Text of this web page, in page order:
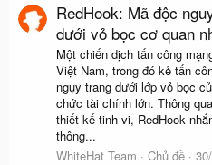
RedHook: Mã độc
dưới vỏ bọc cơ quan
Một chiến dịch tấn công
Việt Nam, trong đó kẻ tấn
ngụy trang dưới lớp vỏ bọc
chức tài chính lớn. Thông
thiết kế tinh vi, RedHook
thông...
WhiteHat Team
Chủ đề